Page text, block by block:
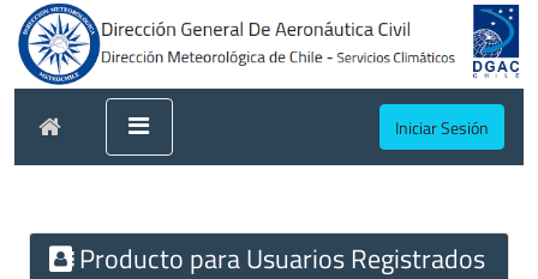
Iniciar Sesión
Producto para Usuarios Registrados